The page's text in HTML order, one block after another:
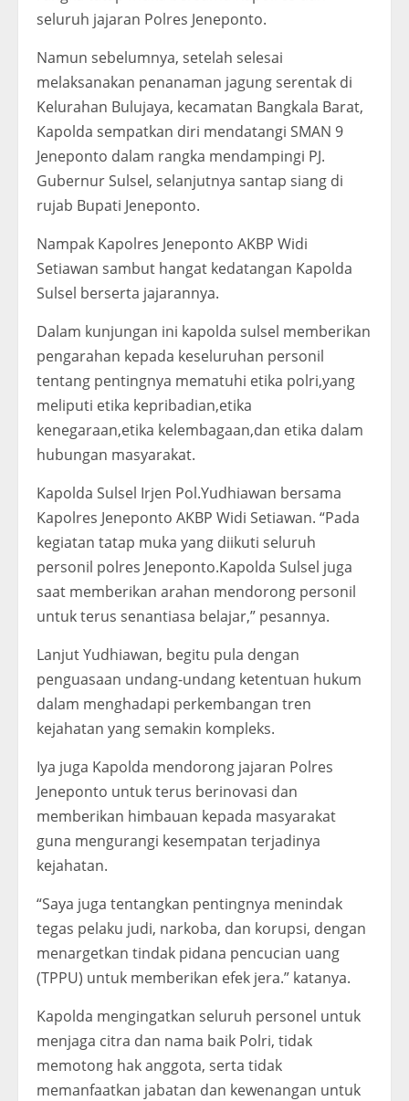
seluruh jajaran Polres Jeneponto.
Namun sebelumnya, setelah selesai
melaksanakan penanaman jagung serentak di
Kelurahan Bulujaya, kecamatan Bangkala Barat,
Kapolda sempatkan diri mendatangi SMAN 9
Jeneponto dalam rangka mendampingi PJ.
Gubernur Sulsel, selanjutnya santap siang di
rujab Bupati Jeneponto.
Nampak Kapolres Jeneponto AKBP Widi
Setiawan sambut hangat kedatangan Kapolda
Sulsel berserta jajarannya.
Dalam kunjungan ini kapolda sulsel memberikan
pengarahan kepada keseluruhan personil
tentang pentingnya mematuhi etika polri,yang
meliputi etika kepribadian,etika
kenegaraan,etika kelembagaan,dan etika dalam
hubungan masyarakat.
Kapolda Sulsel Irjen Pol.Yudhiawan bersama
Kapolres Jeneponto AKBP Widi Setiawan. “Pada
kegiatan tatap muka yang diikuti seluruh
personil polres Jeneponto.Kapolda Sulsel juga
saat memberikan arahan mendorong personil
untuk terus senantiasa belajar,” pesannya.
Lanjut Yudhiawan, begitu pula dengan
penguasaan undang-undang ketentuan hukum
dalam menghadapi perkembangan tren
kejahatan yang semakin kompleks.
Iya juga Kapolda mendorong jajaran Polres
Jeneponto untuk terus berinovasi dan
memberikan himbauan kepada masyarakat
guna mengurangi kesempatan terjadinya
kejahatan.
“Saya juga tentangkan pentingnya menindak
tegas pelaku judi, narkoba, dan korupsi, dengan
menargetkan tindak pidana pencucian uang
(TPPU) untuk memberikan efek jera.” katanya.
Kapolda mengingatkan seluruh personel untuk
menjaga citra dan nama baik Polri, tidak
memotong hak anggota, serta tidak
memanfaatkan jabatan dan kewenangan untuk